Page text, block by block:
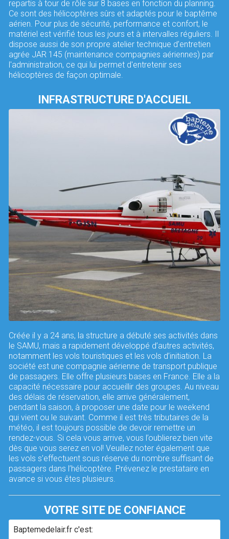
repartis à tour de rôle sur 8 bases en fonction du planning.
Ce sont des hélicoptères sûrs et adaptés pour le baptême
aérien. Pour plus de sécurité, performance et confort, le
matériel est vérifié tous les jours et à intervalles réguliers. Il
dispose aussi de son propre atelier technique d’entretien
agrée JAR 145 (maintenance compagnies aériennes) par
l'administration, ce qui lui permet d'entretenir ses
hélicoptères de façon optimale.
INFRASTRUCTURE D'ACCUEIL
Créée il y a 24 ans, la structure a débuté ses activités dans
le SAMU, mais a rapidement développé d’autres activités,
notamment les vols touristiques et les vols d’initiation. La
société est une compagnie aérienne de transport publique
de passagers. Elle offre plusieurs bases en France. Elle a la
capacité nécessaire pour accueillir des groupes. Au niveau
des délais de réservation, elle arrive généralement,
pendant la saison, à proposer une date pour le weekend
qui vient ou le suivant. Comme il est très tributaires de la
météo, il est toujours possible de devoir remettre un
rendez-vous. Si cela vous arrive, vous l’oublierez bien vite
dès que vous serez en vol! Veuillez noter également que
les vols s’effectuent sous réserve du nombre suffisant de
passagers dans l’hélicoptère. Prévenez le prestataire en
avance si vous êtes plusieurs.
VOTRE SITE DE CONFIANCE
Baptemedelair.fr c'est: